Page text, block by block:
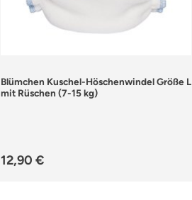
Blümchen Kuschel-Höschenwindel Größe L
mit Rüschen (7-15 kg)
Regulärer Preis:
12,90 €